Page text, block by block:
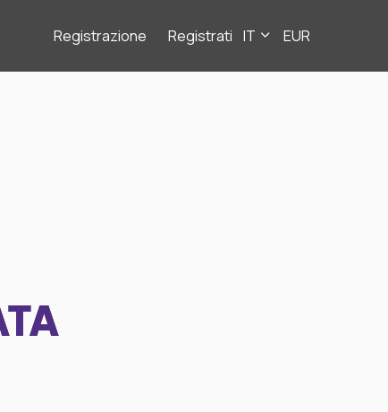
Registrazione Registrati IT EUR